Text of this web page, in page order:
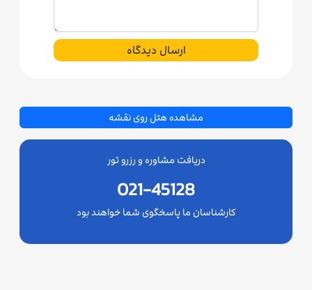
ارسال دیدگاه
مشاهده هتل روی نقشه
دریافت مشاوره و رزرو تور
021-45128
کارشناسان ما پاسخگوی شما خواهند بود